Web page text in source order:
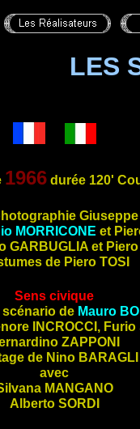
LES
1966durée 120'
MORRICONE et
GARBUGLIAet
de Piero TOSI
Sens civique
de Mauro
INCROCCI, Furio
ZAPPONI
de Nino BARAGLI
avec
MANGANO
Alberto SORDI